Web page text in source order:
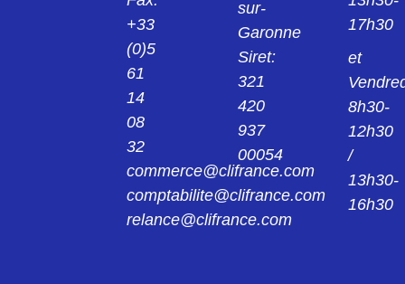
+33
(0)5
61
14
08
32
commerce@clifrance.com
comptabilite@clifrance.com
relance@clifrance.com
sur-
Garonne
Siret:
321
420
937
00054
17h30
et
8h30-
12h30
/
13h30-
16h30